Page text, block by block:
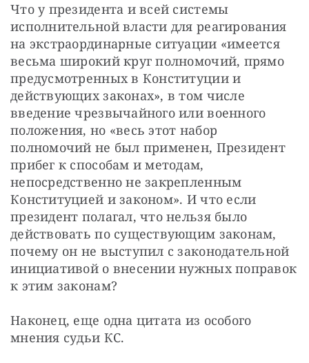
Что у президента и всей системы
исполнительной власти для реагирования
на экстраординарные ситуации «имеется
весьма широкий круг полномочий, прямо
предусмотренных в Конституции и
действующих законах», в том числе
введение чрезвычайного или военного
положения, но «весь этот набор
полномочий не был применен, Президент
прибег к способам и методам,
непосредственно не закрепленным
Конституцией и законом». И что если
президент полагал, что нельзя было
действовать по существующим законам,
почему он не выступил с законодательной
инициативой о внесении нужных поправок
к этим законам?
Наконец, еще одна цитата из особого
мнения судьи КС.